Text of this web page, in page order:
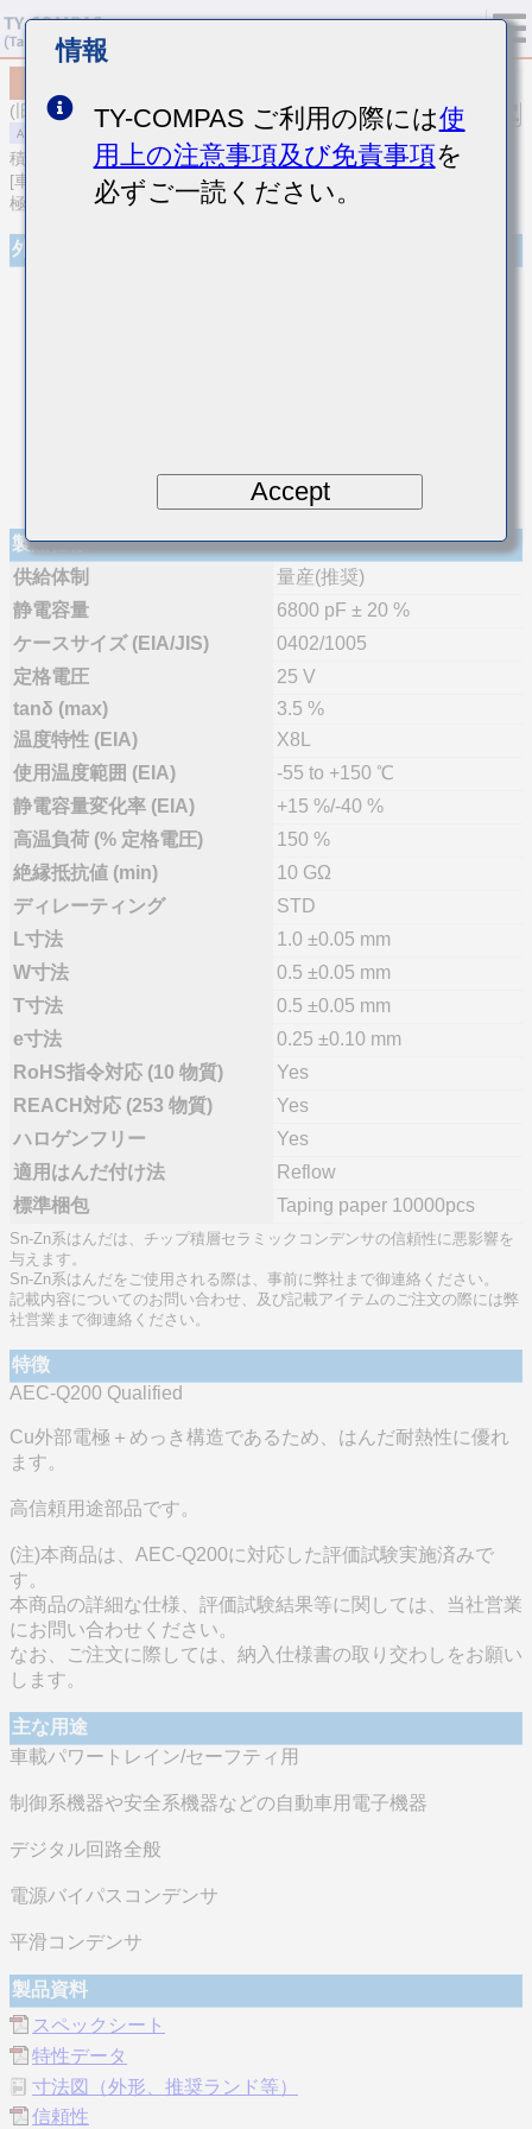
(旧品番 TMR105L8682MV-F)
積層セラミックコンデンサ
[車載パワートレイン/セーフティ用 (AEC-Q200 Qualified) Cu外部電
極品積層セラミックコンデンサ（高誘電率系）]
外観
製品仕様
供給体制
量産(推奨)
静電容量
6800 pF ± 20 %
ケースサイズ (EIA/JIS)
0402/1005
定格電圧
25 V
tanδ (max)
3.5 %
温度特性 (EIA)
X8L
使用温度範囲 (EIA)
-55 to +150 ℃
静電容量変化率 (EIA)
+15 %/-40 %
高温負荷 (% 定格電圧)
150 %
絶縁抵抗値 (min)
10 GΩ
ディレーティング
STD
L寸法
1.0 ±0.05 mm
W寸法
0.5 ±0.05 mm
T寸法
0.5 ±0.05 mm
e寸法
0.25 ±0.10 mm
RoHS指令対応 (10 物質)
Yes
REACH対応 (253 物質)
Yes
ハロゲンフリー
Yes
適用はんだ付け法
Reflow
標準梱包
Taping paper 10000pcs
Sn-Zn系はんだは、チップ積層セラミックコンデンサの信頼性に悪影響を
与えます。
Sn-Zn系はんだをご使用される際は、事前に弊社まで御連絡ください。
記載内容についてのお問い合わせ、及び記載アイテムのご注文の際には弊
社営業まで御連絡ください。
特徴
AEC-Q200 Qualified
Cu外部電極＋めっき構造であるため、はんだ耐熱性に優れ
ます。
高信頼用途部品です。
(注)本商品は、AEC-Q200に対応した評価試験実施済みで
す。
本商品の詳細な仕様、評価試験結果等に関しては、当社営業
にお問い合わせください。
なお、ご注文に際しては、納入仕様書の取り交わしをお願い
します。
主な用途
車載パワートレイン/セーフティ用
制御系機器や安全系機器などの自動車用電子機器
デジタル回路全般
電源バイパスコンデンサ
平滑コンデンサ
製品資料
スペックシート
特性データ
寸法図（外形、推奨ランド等）
信頼性
情報
TY-COMPAS ご利用の際には使
用上の注意事項及び免責事項を
必ずご一読ください。
Accept